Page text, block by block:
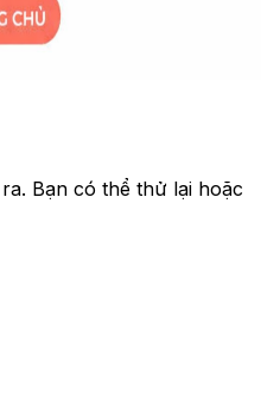
Bạn có thể thử lại hoặc